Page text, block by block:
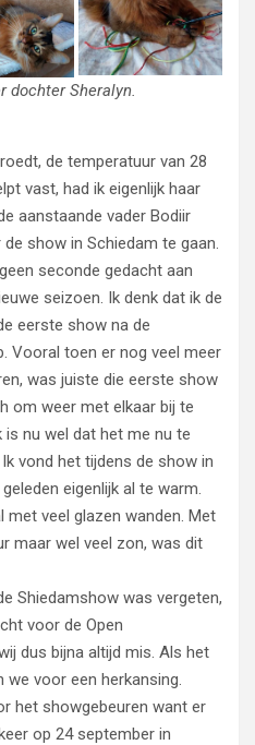
dochter Sheralyn.
de temperatuur van 28
vast, had ik eigenlijk haar
aanstaande vader Bodiir
show in Schiedam te gaan.
seconde gedacht aan
seizoen. Ik denk dat ik de
eerste show na de
Vooral toen er nog veel meer
was juiste die eerste show
om weer met elkaar bij te
is nu wel dat het me nu te
vond het tijdens de show in
eigenlijk al te warm.
met veel glazen wanden. Met
maar wel veel zon, was dit
Shiedamshow was vergeten,
voor de Open
dus bijna altijd mis. Als het
we voor een herkansing.
het showgebeuren want er
op 24 september in